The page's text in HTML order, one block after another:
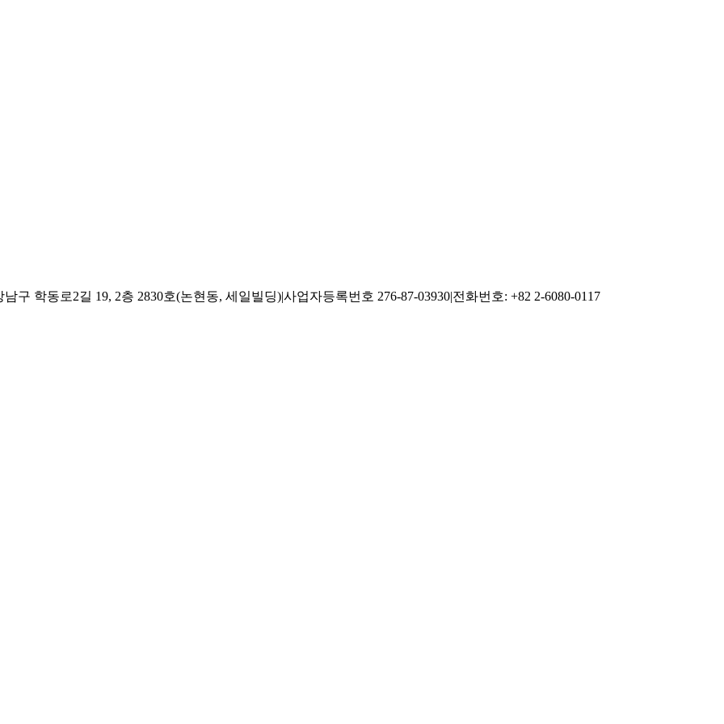
구 학동로2길 19, 2층 2830호(논현동, 세일빌딩)|사업자등록번호 276-87-03930|전화번호: +82 2-6080-0117